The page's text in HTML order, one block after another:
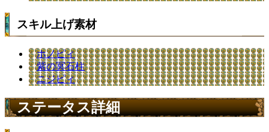
スキル上げ素材
ホノピィ
紫の冥石柱
ニジピィ
ステータス詳細